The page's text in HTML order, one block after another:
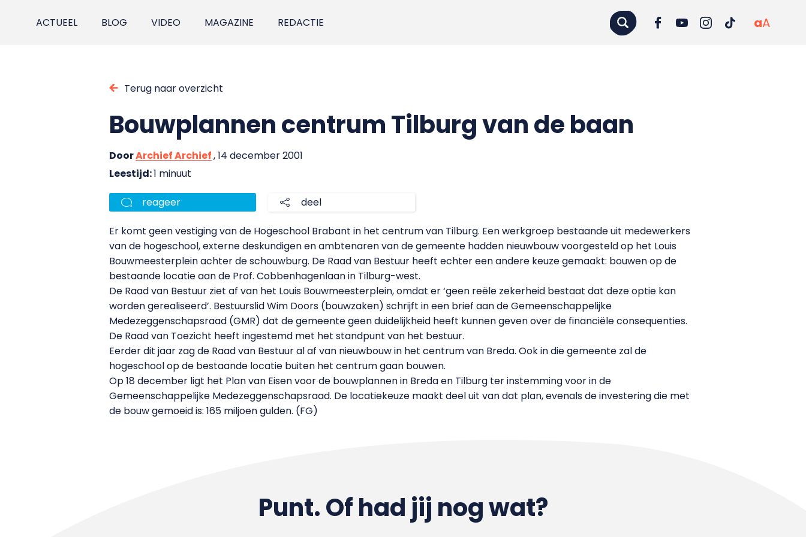
ACTUEEL BLOG VIDEO MAGAZINE REDACTIE aA
Terug naar overzicht
Bouwplannen centrum Tilburg van de baan
DoorArchief Archief, 14 december 2001
Leestijd:1 minuut
reageer deel
Er komt geen vestiging van de Hogeschool Brabant in het centrum van Tilburg. Een werkgroep bestaande uit medewerkers
van de hogeschool, externe deskundigen en ambtenaren van de gemeente hadden nieuwbouw voorgesteld op het Louis
Bouwmeesterplein achter de schouwburg. De Raad van Bestuur heeft echter een andere keuze gemaakt: bouwen op de
bestaande locatie aan de Prof. Cobbenhagenlaan in Tilburg-west.
De Raad van Bestuur ziet af van het Louis Bouwmeesterplein, omdat er ‘geen reële zekerheid bestaat dat deze optie kan
worden gerealiseerd’. Bestuurslid Wim Doors (bouwzaken) schrijft in een brief aan de Gemeenschappelijke
Medezeggenschapsraad (GMR) dat de gemeente geen duidelijkheid heeft kunnen geven over de financiële consequenties.
De Raad van Toezicht heeft ingestemd met het standpunt van het bestuur.
Eerder dit jaar zag de Raad van Bestuur al af van nieuwbouw in het centrum van Breda. Ook in die gemeente zal de
hogeschool op de bestaande locatie buiten het centrum gaan bouwen.
Op 18 december ligt het Plan van Eisen voor de bouwplannen in Breda en Tilburg ter instemming voor in de
Gemeenschappelijke Medezeggenschapsraad. De locatiekeuze maakt deel uit van dat plan, evenals de investering die met
de bouw gemoeid is: 165 miljoen gulden. (FG)
Punt. Of had jij nog wat?